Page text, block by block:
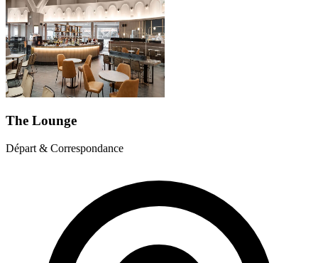
The Lounge
Départ & Correspondance